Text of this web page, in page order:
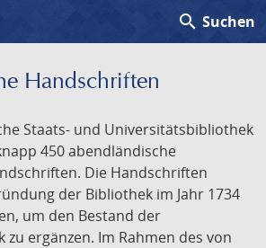
search Suchen
Handschriften
Staats- und Universitätsbibliothek
450 abendländische
Die Handschriften
der Bibliothek im Jahr 1734
um den Bestand der
ergänzen. Im Rahmen des von